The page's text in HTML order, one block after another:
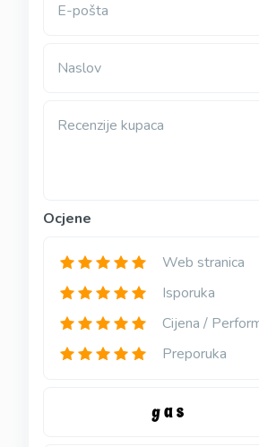
E-pošta
Naslov
Recenzije kupaca
Ocjene
Web stranica
Isporuka
Cijena /
Preporuka